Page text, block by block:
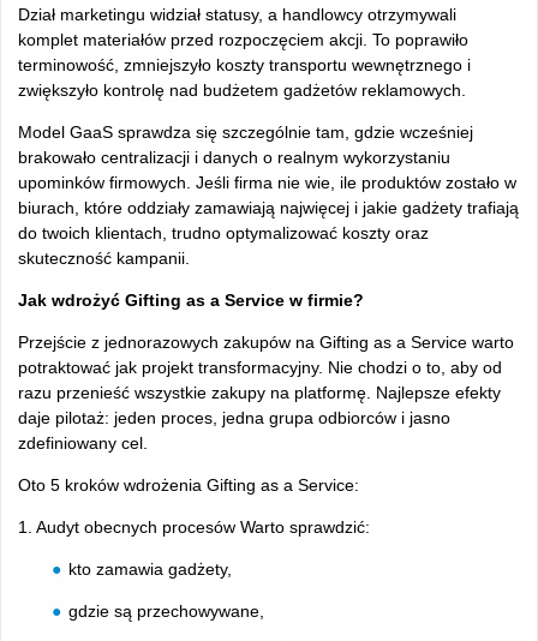
Dział marketingu widział statusy, a handlowcy otrzymywali
komplet materiałów przed rozpoczęciem akcji. To poprawiło
terminowość, zmniejszyło koszty transportu wewnętrznego i
zwiększyło kontrolę nad budżetem gadżetów reklamowych.
Model GaaS sprawdza się szczególnie tam, gdzie wcześniej
brakowało centralizacji i danych o realnym wykorzystaniu
upominków firmowych. Jeśli firma nie wie, ile produktów zostało w
biurach, które oddziały zamawiają najwięcej i jakie gadżety trafiają
do twoich klientach, trudno optymalizować koszty oraz
skuteczność kampanii.
Jak wdrożyć Gifting as a Service w firmie?
Przejście z jednorazowych zakupów na Gifting as a Service warto
potraktować jak projekt transformacyjny. Nie chodzi o to, aby od
razu przenieść wszystkie zakupy na platformę. Najlepsze efekty
daje pilotaż: jeden proces, jedna grupa odbiorców i jasno
zdefiniowany cel.
Oto 5 kroków wdrożenia Gifting as a Service:
1. Audyt obecnych procesów Warto sprawdzić:
kto zamawia gadżety,
gdzie są przechowywane,